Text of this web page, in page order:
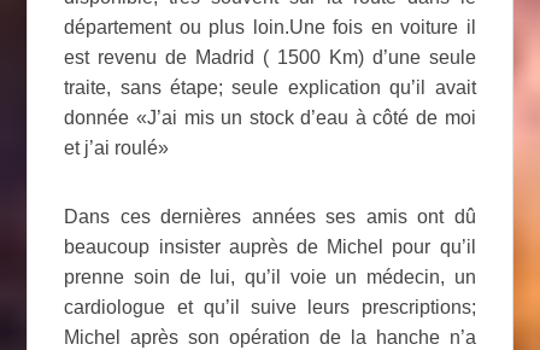
département ou plus loin.Une fois en voiture il
est revenu de Madrid ( 1500 Km) d’une seule
traite, sans étape; seule explication qu’il avait
donnée «J’ai mis un stock d’eau à côté de moi
et j’ai roulé»
Dans ces dernières années ses amis ont dû
beaucoup insister auprès de Michel pour qu’il
prenne soin de lui, qu’il voie un médecin, un
cardiologue et qu’il suive leurs prescriptions;
Michel après son opération de la hanche n’a